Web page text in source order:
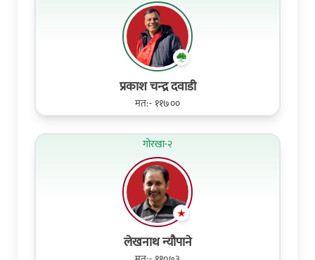
प्रकाश चन्‍द्र दवाडी
मत:- ११७००
गोरखा-२
लेखनाथ न्यौपाने